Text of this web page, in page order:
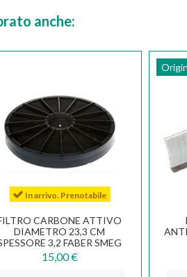
anche:
In arrivo. Prenotabile
CARBONE ATTIVO
DIAMETRO 23,3 CM
3,2 FABER SMEG
FRANKE ARISTON
15,00 €